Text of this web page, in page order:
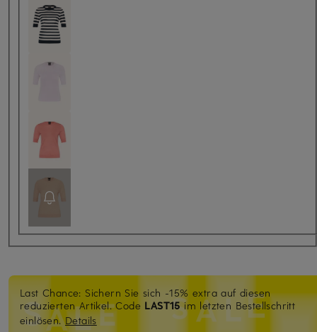
Last Chance: Sichern Sie sich -15% extra auf diesen
reduzierten Artikel. Code LAST15im letzten Bestellschritt
einlösen.Details